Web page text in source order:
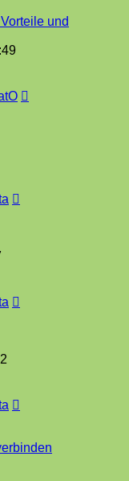
und